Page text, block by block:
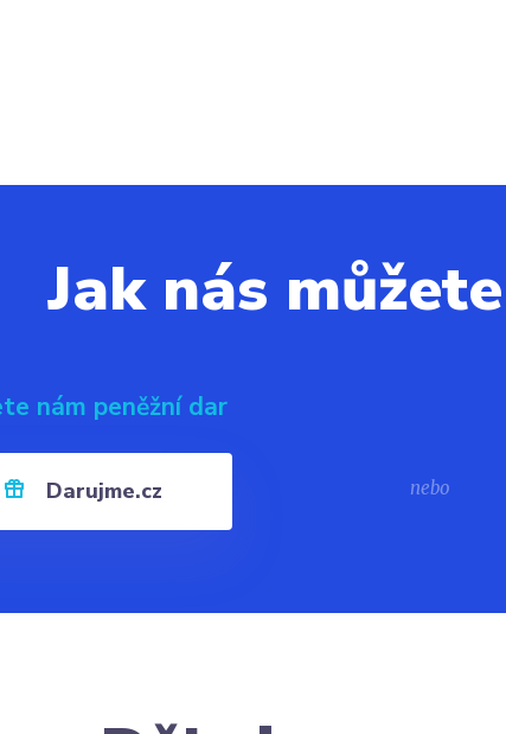
Jak nás
nám peněžní dar
Darujme.cz nebo